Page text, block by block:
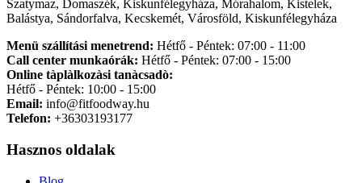
Szatymaz, Domaszék, Kiskunfélegyháza, Mórahalom, Kistelek,
Balástya, Sándorfalva, Kecskemét, Városföld, Kiskunfélegyháza
Menü szállítási menetrend: Hétfő - Péntek: 07:00 - 11:00
Call center munkaórák: Hétfő - Péntek: 07:00 - 15:00
Online tàplàlkozàsi tanàcsadò:
Hétfő - Péntek: 10:00 - 15:00
Email: info@fitfoodway.hu
Telefon: +36303193177
Hasznos oldalak